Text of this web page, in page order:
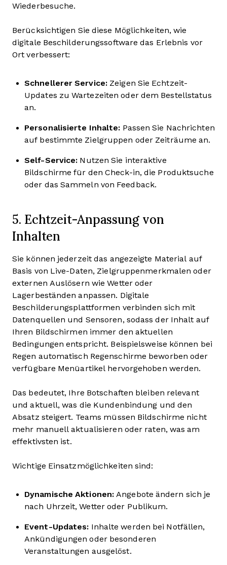
Wiederbesuche.
Berücksichtigen Sie diese Möglichkeiten, wie
digitale Beschilderungssoftware das Erlebnis vor
Ort verbessert:
Schnellerer Service: Zeigen Sie Echtzeit-
Updates zu Wartezeiten oder dem Bestellstatus
an.
Personalisierte Inhalte: Passen Sie Nachrichten
auf bestimmte Zielgruppen oder Zeiträume an.
Self-Service: Nutzen Sie interaktive
Bildschirme für den Check-in, die Produktsuche
oder das Sammeln von Feedback.
5. Echtzeit-Anpassung von
Inhalten
Sie können jederzeit das angezeigte Material auf
Basis von Live-Daten, Zielgruppenmerkmalen oder
externen Auslösern wie Wetter oder
Lagerbeständen anpassen. Digitale
Beschilderungsplattformen verbinden sich mit
Datenquellen und Sensoren, sodass der Inhalt auf
Ihren Bildschirmen immer den aktuellen
Bedingungen entspricht. Beispielsweise können bei
Regen automatisch Regenschirme beworben oder
verfügbare Menüartikel hervorgehoben werden.
Das bedeutet, Ihre Botschaften bleiben relevant
und aktuell, was die Kundenbindung und den
Absatz steigert. Teams müssen Bildschirme nicht
mehr manuell aktualisieren oder raten, was am
effektivsten ist.
Wichtige Einsatzmöglichkeiten sind:
Dynamische Aktionen: Angebote ändern sich je
nach Uhrzeit, Wetter oder Publikum.
Event-Updates: Inhalte werden bei Notfällen,
Ankündigungen oder besonderen
Veranstaltungen ausgelöst.